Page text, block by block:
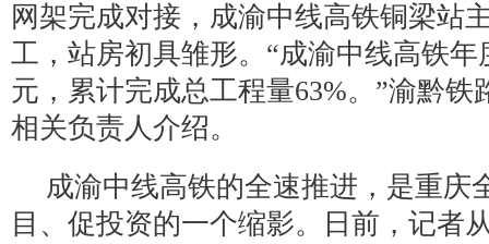
网架完成对接，成渝中线高铁铜梁站
工，站房初具雏形。“成渝中线高铁年
元，累计完成总工程量63%。”渝黔铁
相关负责人介绍。
成渝中线高铁的全速推进，是重庆
目、促投资的一个缩影。日前，记者